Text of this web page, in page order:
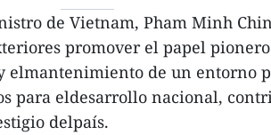
de Vietnam, Pham Minh
promover el papel
elmantenimiento de un entorno
para eldesarrollo nacional,
delpaís.